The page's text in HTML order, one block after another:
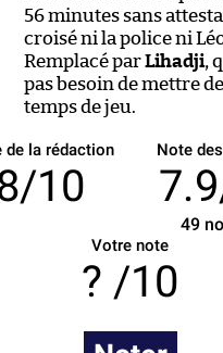
56 minutes sans
croisé ni la police ni
Remplacé parLihadji,
pas besoin de mettre
temps de jeu.
de la rédaction
10
Note
49
Votre note
/10